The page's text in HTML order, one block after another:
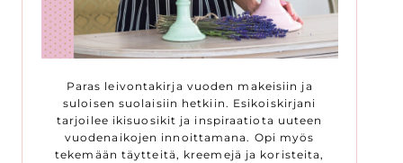
Paras leivontakirja vuoden makeisiin ja
suloisen suolaisiin hetkiin. Esikoiskirjani
tarjoilee ikisuosikit ja inspiraatiota uuteen
vuodenaikojen innoittamana. Opi myös
tekemään täytteitä, kreemejä ja koristeita,